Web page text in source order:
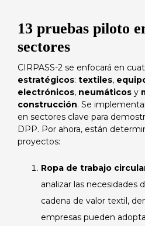
13 pruebas piloto
sectores
CIRPASS-2 se enfocará en
estratégicos: textiles,
electrónicos, neumáticos y
construcción. Se
en sectores clave para
DPP. Por ahora, están
proyectos:
Ropa de trabajo
analizar las necesidades
cadena de valor textil,
empresas pueden